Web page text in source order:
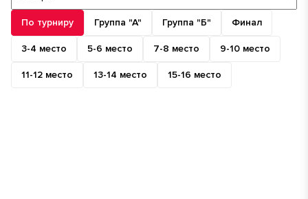
По турниру Группа "А" Группа "Б" Финал
3-4 место 5-6 место 7-8 место 9-10 место
11-12 место 13-14 место 15-16 место